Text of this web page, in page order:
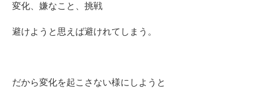
変化、嫌なこと、挑戦
避けようと思えば避けれてしまう。
だから変化を起こさない様にしようと